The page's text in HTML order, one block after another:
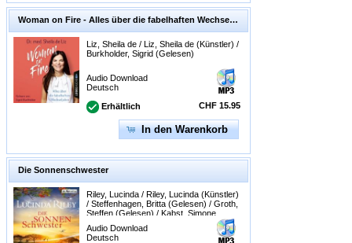
Woman on Fire - Alles über die fabelhaften Wechseljahre
Liz, Sheila de / Liz, Sheila de (Künstler) /
Burkholder, Sigrid (Gelesen)
Audio Download
Deutsch
Erhältlich CHF 15.95
In den Warenkorb
Die Sonnenschwester
Riley, Lucinda / Riley, Lucinda (Künstler)
/ Steffenhagen, Britta (Gelesen) / Groth,
Steffen (Gelesen) / Kabst, Simone
Audio Download
Deutsch